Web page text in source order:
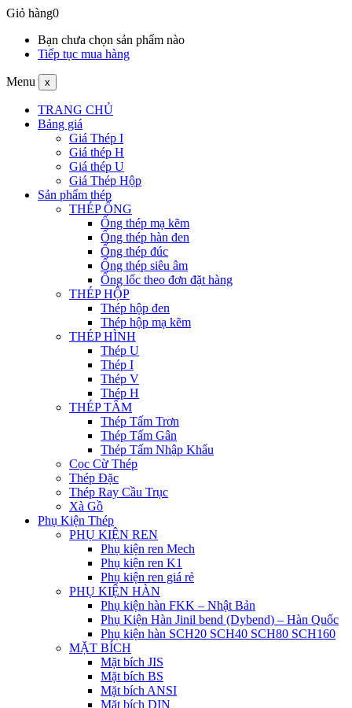
Giỏ hàng0
Bạn chưa chọn sản phẩm nào
Tiếp tục mua hàng
Menu x
TRANG CHỦ
Bảng giá
Giá Thép I
Giá thép H
Giá thép U
Giá Thép Hộp
Sản phẩm thép
THÉP ỐNG
Ống thép mạ kẽm
Ống thép hàn đen
Ống thép đúc
Ống thép siêu âm
Ống lốc theo đơn đặt hàng
THÉP HỘP
Thép hộp đen
Thép hộp mạ kẽm
THÉP HÌNH
Thép U
Thép I
Thép V
Thép H
THÉP TẤM
Thép Tấm Trơn
Thép Tấm Gân
Thép Tấm Nhập Khẩu
Cọc Cừ Thép
Thép Đặc
Thép Ray Cầu Trục
Xà Gồ
Phụ Kiện Thép
PHỤ KIỆN REN
Phụ kiện ren Mech
Phụ kiện ren K1
Phụ kiện ren giá rẻ
PHỤ KIỆN HÀN
Phụ kiện hàn FKK – Nhật Bản
Phụ Kiện Hàn Jinil bend (Dybend) – Hàn Quốc
Phụ kiện hàn SCH20 SCH40 SCH80 SCH160
MẶT BÍCH
Mặt bích JIS
Mặt bích BS
Mặt bích ANSI
Mặt bích DIN